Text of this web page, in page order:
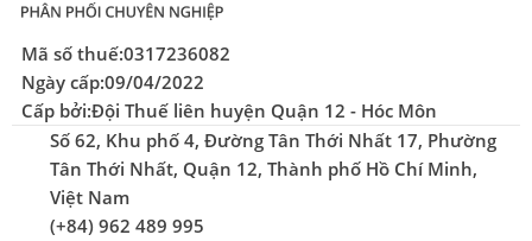
Mã số thuế:0317236082
Ngày cấp:09/04/2022
Cấp bởi:Đội Thuế liên huyện Quận 12 - Hóc Môn
Số 62, Khu phố 4, Đường Tân Thới Nhất 17, Phường
Tân Thới Nhất, Quận 12, Thành phố Hồ Chí Minh,
Việt Nam
(+84) 962 489 995